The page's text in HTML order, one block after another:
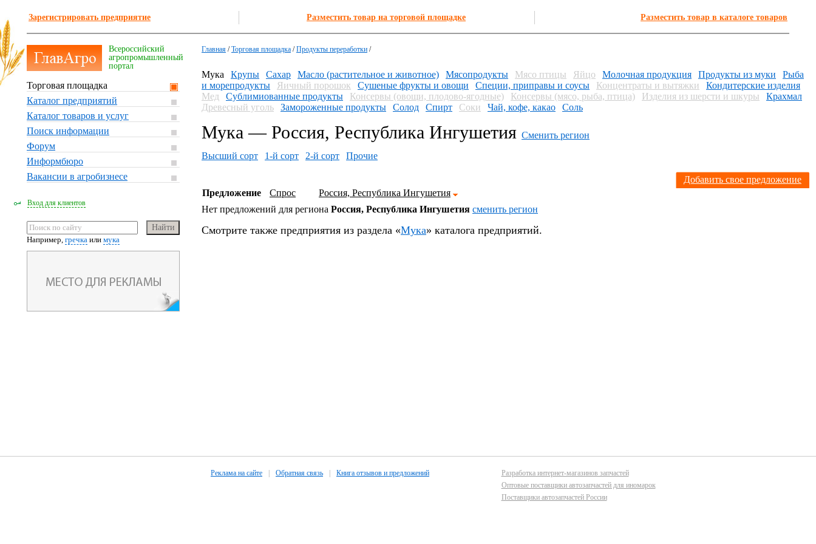
Зарегистрировать предприятие Разместить товар на торговой площадке Разместить товар в каталоге товаров
Всероссийский
агропромышленный
портал
Торговая площадка
Каталог предприятий
Каталог товаров и услуг
Поиск информации
Форум
Информбюро
Вакансии в агробизнесе
Вход для клиентов
Например, гречка или мука
Главная /Торговая площадка /Продукты переработки /
Мука Крупы Сахар Масло (растительное и животное) Мясопродукты Мясо птицы Яйцо Молочная продукция Продукты из муки
Рыба
и морепродукты
Яичный порошок Сушеные фрукты и овощи Специи, приправы и соусы Концентраты и вытяжки
Кондитерские изделия
Мед
Сублимиованные продукты Консервы (овощи, плодово-ягодные) Консервы (мясо, рыба, птица) Изделия из шерсти и шкуры
Крахмал
Древесный уголь
Замороженные продукты Солод Спирт Соки Чай, кофе, какао Соль
Мука — Россия, Республика Ингушетия Сменить регион
Высший сорт
1-й сорт 2-й сорт
Прочие
Добавить свое предложение
Предложение
Спрос
Россия, Республика Ингушетия
Нет предложений для региона Россия, Республика Ингушетия cменить регион
Смотрите также предприятия из раздела «Мука» каталога предприятий.
Реклама на сайте Обратная связь Книга отзывов и предложений
Разработка интернет-магазинов запчастей
Оптовые поставщики автозапчастей для иномарок
Поставщики автозапчастей России